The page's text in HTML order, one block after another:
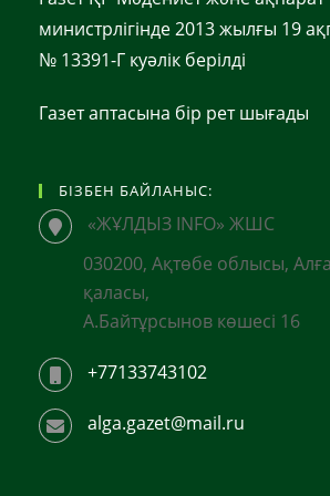
министрлігінде 2013 жылғы 19
№ 13391-Г куәлік берілді
Газет аптасына бір рет шығады
БІЗБЕН БАЙЛАНЫС:
«ЖҰЛДЫЗ INFO» ЖШС
030200, Ақтөбе облысы,
қаласы,
А.Байтұрсынов көшесі 16
+77133743102
alga.gazet@mail.ru